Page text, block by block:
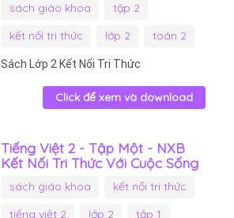
sách giáo khoa
tập 2
kết nối tri thức
lớp 2 toán 2
Sách Lớp 2 Kết Nối Tri Thức
Click để xem và download
Tiếng Việt 2 - Tập Một - NXB
Kết Nối Tri Thức Với Cuộc Sống
sách giáo khoa
kết nối tri thức
tiếng việt 2
lớp 2 tập 1